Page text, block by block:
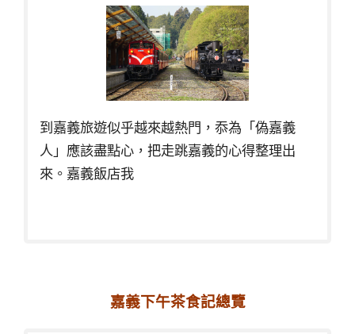
到嘉義旅遊似乎越來越熱門，忝為「偽嘉義
人」應該盡點心，把走跳嘉義的心得整理出
來。嘉義飯店我
嘉義下午茶食記總覽